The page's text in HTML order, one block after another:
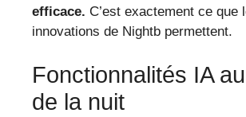
efficace. C’est exactement ce que
innovations de Nightb permettent.
Fonctionnalités IA
de la nuit